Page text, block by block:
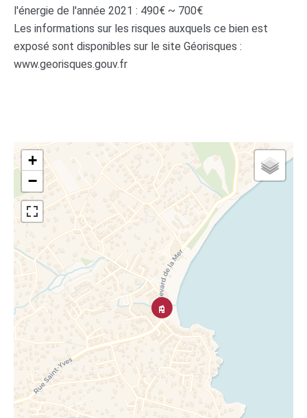
l'énergie de l'année 2021 : 490€ ~ 700€
Les informations sur les risques auxquels ce bien est
exposé sont disponibles sur le site Géorisques :
www.georisques.gouv.fr
+
−